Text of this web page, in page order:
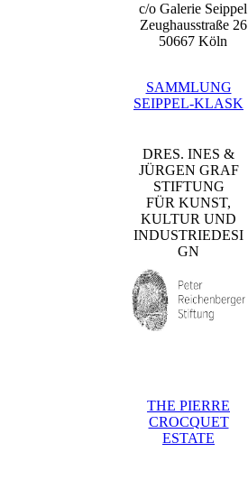
c/o Galerie Seippel
Zeughausstraße 26
50667 Köln
SAMMLUNG
SEIPPEL-KLASK
DRES. INES &
JÜRGEN GRAF
STIFTUNG
FÜR KUNST,
KULTUR UND
INDUSTRIEDESI
GN
THE PIERRE
CROCQUET
ESTATE